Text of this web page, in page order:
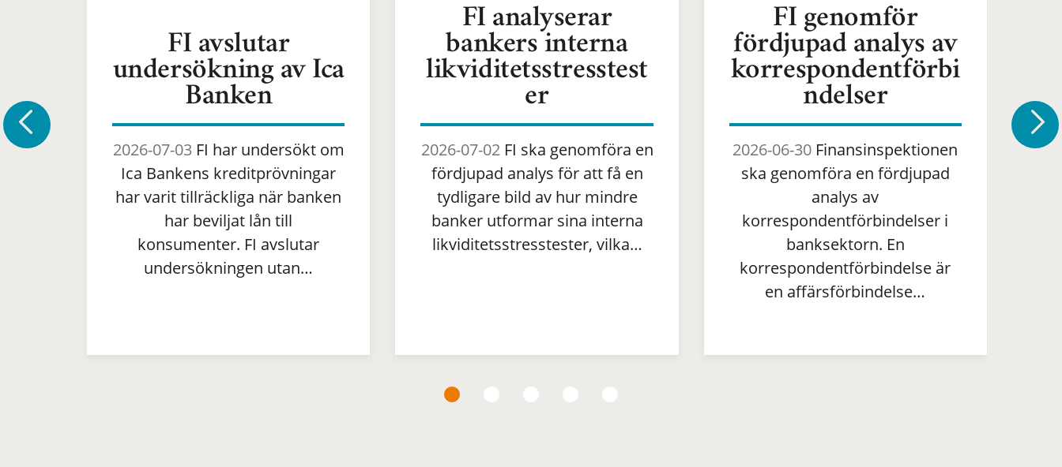
FI avslutar
undersökning av Ica
Banken
2026-07-03FI har undersökt om
Ica Bankens kreditprövningar
har varit tillräckliga när banken
har beviljat lån till
konsumenter. FI avslutar
undersökningen utan…
FI analyserar
bankers interna
likviditetsstresstest
er
2026-07-02FI ska genomföra en
fördjupad analys för att få en
tydligare bild av hur mindre
banker utformar sina interna
likviditetsstresstester, vilka…
FI genomför
fördjupad analys av
korrespondentförbi
ndelser
2026-06-30 Finansinspektionen
ska genomföra en fördjupad
analys av
korrespondentförbindelser i
banksektorn. En
korrespondentförbindelse är
en affärsförbindelse…